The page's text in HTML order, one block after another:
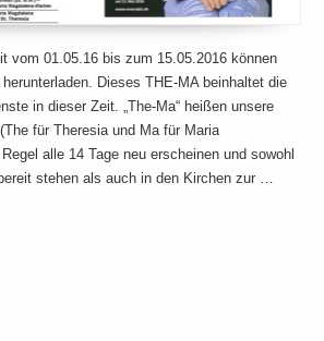
vom 01.05.16 bis zum 15.05.2016 können
Dieses THE-MA beinhaltet die
in dieser Zeit. „The-Ma“ heißen unsere
für Theresia und Ma für Maria
alle 14 Tage neu erscheinen und sowohl
stehen als auch in den Kirchen zur …